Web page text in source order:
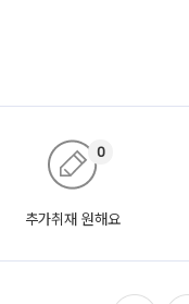
추가취재 원해요
0